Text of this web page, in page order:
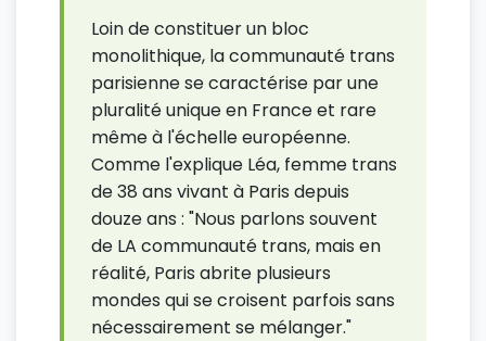
Loin de constituer un bloc
monolithique, la communauté trans
parisienne se caractérise par une
pluralité unique en France et rare
même à l'échelle européenne.
Comme l'explique Léa, femme trans
de 38 ans vivant à Paris depuis
douze ans : "Nous parlons souvent
de LA communauté trans, mais en
réalité, Paris abrite plusieurs
mondes qui se croisent parfois sans
nécessairement se mélanger."